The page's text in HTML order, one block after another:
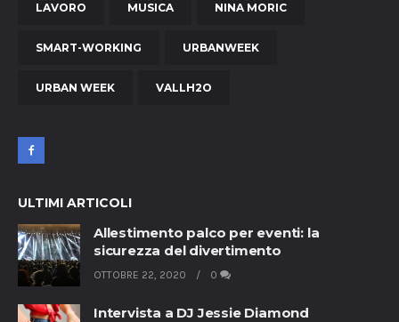
LAVORO MUSICA NINA MORIC
SMART-WORKING URBANWEEK
URBAN WEEK VALLH2O
ULTIMI ARTICOLI
Allestimento palco per eventi: la
sicurezza del divertimento
OTTOBRE 22, 2020 0
Intervista a DJ Jessie Diamond